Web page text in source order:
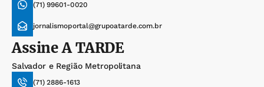
(71) 99601-0020
jornalismoportal@grupoatarde.com.br
AssineA TARDE
Salvador e Região Metropolitana
(71) 2886-1613